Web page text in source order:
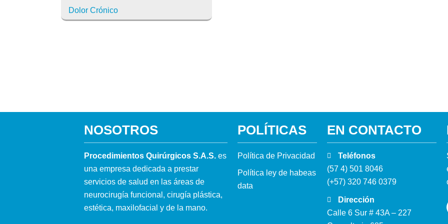
Dolor Crónico
NOSOTROS
Procedimientos Quirúrgicos S.A.S.es
una empresa dedicada a prestar
servicios de salud en las áreas de
neurocirugía funcional, cirugía plástica,
estética, maxilofacial y de la mano.
POLÍTICAS
Política de Privacidad
Política ley de habeas
data
EN CONTACTO
Teléfonos
(57 4) 501 8046
(+57) 320 746 0379
Dirección
Calle 6 Sur # 43A – 227